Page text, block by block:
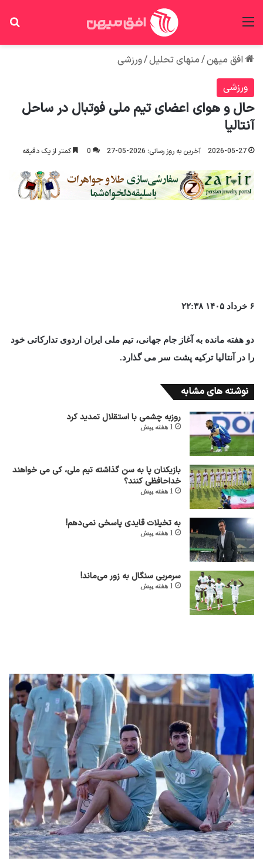
افق میهن/منهای تحلیل/ورزشی
ورزشی
حال و هوای اعضای تیم ملی فوتبال در ساحل
آنتالیا
2026-05-27 آخرین به روز رسانی: 2026-05-27 0 کمتر از یک دقیقه
۶ خرداد ۱۴۰۵ ۲۲:۳۸
دو هفته مانده به آغاز جام جهانی، تیم ملی ایران اردوی تدارکاتی خود
را در آنتالیا ترکیه پشت سر می گذارد.
نوشته های مشابه
روزبه چشمی با استقلال تمدید کرد
1 هفته پیش
بازیکنان پا به سن گذاشته تیم ملی، کی می خواهند
خداحافظی کنند؟
1 هفته پیش
به تخیلات قایدی پاسخی نمی‌دهم!
1 هفته پیش
سرمربی سنگال به زور می‌ماند!
1 هفته پیش